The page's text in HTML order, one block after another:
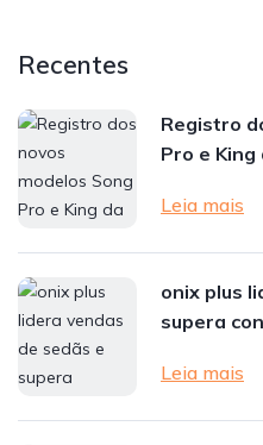
Recentes
Registro
Pro e King
Leia mais
onix plus
supera
Leia mais